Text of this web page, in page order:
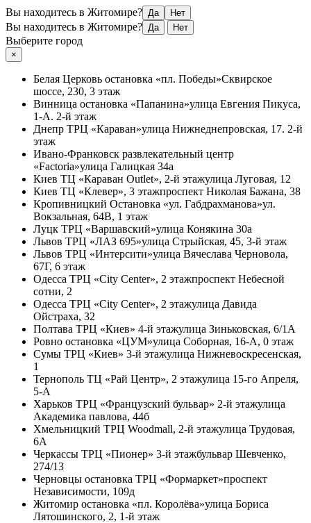
Вы находитесь в Житомире? Да Нет
Вы находитесь в Житомире? Да Нет
Выберите город
×
Белая Церковь остановка «пл. Победы»Сквирское
шоссе, 230, 3 этаж
Винница остановка «Папанина»улица Евгения Пикуса,
1-А. 2-й этаж
Днепр ТРЦ «Караван»улица Нижнеднепровская, 17. 2-й
этаж
Ивано-Франковск развлекательный центр
«Factoria»улица Галицкая 34а
Киев ТЦ «Караван Outlet», 2-й этажулица Луговая, 12
Киев ТЦ «Клевер», 3 этажпроспект Николая Бажана, 38
Кропивницкий Остановка «ул. Габдрахманова»ул.
Вокзальная, 64В, 1 этаж
Луцк ТРЦ «Варшавский»улица Конякина 30а
Львов ТРЦ «ЛАЗ 695»улица Стрыйская, 45, 3-й этаж
Львов ТРЦ «Интерсити»улица Вячеслава Черновола,
67Г, 6 этаж
Одесса ТРЦ «City Center», 2 этажпроспект Небесной
сотни, 2
Одесса ТРЦ «City Center», 2 этажулица Давида
Ойстраха, 32
Полтава ТРЦ «Киев» 4-й этажулица Зиньковская, 6/1А
Ровно остановка «ЦУМ»улица Соборная, 16-А, 0 этаж
Сумы ТРЦ «Киев» 3-й этажулица Нижневоскресенская,
1
Тернополь ТЦ «Рай Центр», 2 этажулица 15-го Апреля,
5-А
Харьков ТРЦ «Французский бульвар» 2-й этажулица
Академика павлова, 44б
Хмельницкий ТРЦ Woodmall, 2-й этажулица Трудовая,
6А
Черкассы ТРЦ «Пионер» 3-й этажбульвар Шевченко,
274/13
Черновцы остановка ТРЦ «Формаркет»проспект
Независимости, 109д
Житомир остановка «пл. Королёва»улица Бориса
Лятошинского, 2, 1-й этаж